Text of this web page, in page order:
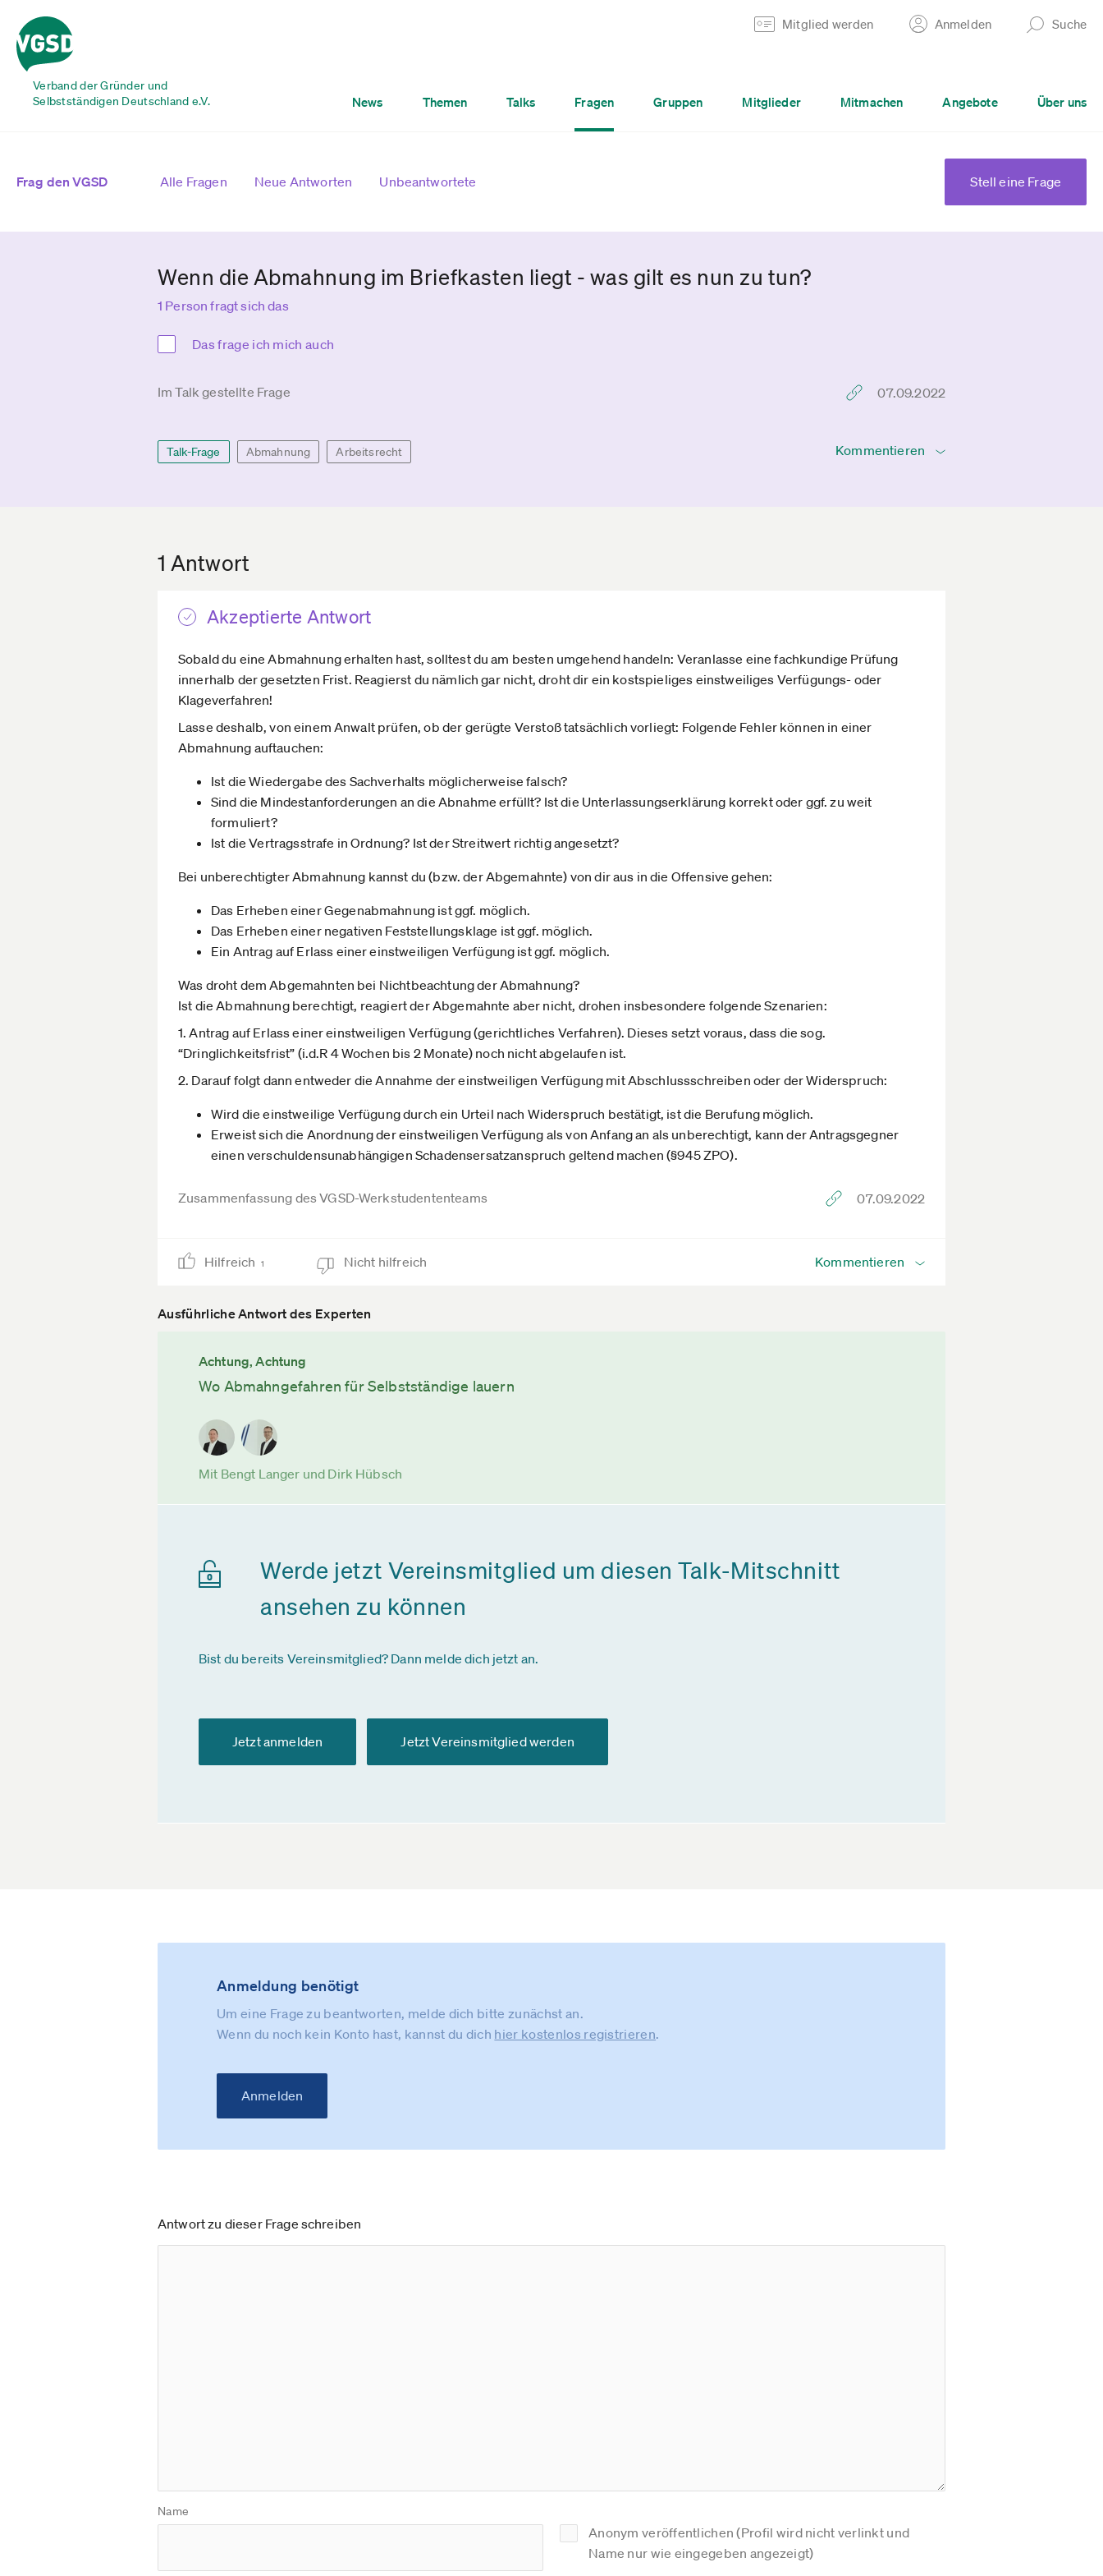
Verband der Gründer und
Selbstständigen Deutschland e.V.
Mitglied werden Anmelden Suche
News Themen Talks Fragen Gruppen Mitglieder Mitmachen Angebote Über uns
Frag den VGSD Alle Fragen Neue Antworten Unbeantwortete Stell eine Frage
Wenn die Abmahnung im Briefkasten liegt - was gilt es nun zu tun?
1 Person fragt sich das
Das frage ich mich auch
Im Talk gestellte Frage 07.09.2022
Talk-Frage Abmahnung Arbeitsrecht Kommentieren
1 Antwort
Akzeptierte Antwort
Sobald du eine Abmahnung erhalten hast, solltest du am besten umgehend handeln: Veranlasse eine fachkundige Prüfung
innerhalb der gesetzten Frist. Reagierst du nämlich gar nicht, droht dir ein kostspieliges einstweiliges Verfügungs- oder
Klageverfahren!
Lasse deshalb, von einem Anwalt prüfen, ob der gerügte Verstoß tatsächlich vorliegt: Folgende Fehler können in einer
Abmahnung auftauchen:
Ist die Wiedergabe des Sachverhalts möglicherweise falsch?
Sind die Mindestanforderungen an die Abnahme erfüllt? Ist die Unterlassungserklärung korrekt oder ggf. zu weit
formuliert?
Ist die Vertragsstrafe in Ordnung? Ist der Streitwert richtig angesetzt?
Bei unberechtigter Abmahnung kannst du (bzw. der Abgemahnte) von dir aus in die Offensive gehen:
Das Erheben einer Gegenabmahnung ist ggf. möglich.
Das Erheben einer negativen Feststellungsklage ist ggf. möglich.
Ein Antrag auf Erlass einer einstweiligen Verfügung ist ggf. möglich.
Was droht dem Abgemahnten bei Nichtbeachtung der Abmahnung?
Ist die Abmahnung berechtigt, reagiert der Abgemahnte aber nicht, drohen insbesondere folgende Szenarien:
1. Antrag auf Erlass einer einstweiligen Verfügung (gerichtliches Verfahren). Dieses setzt voraus, dass die sog.
“Dringlichkeitsfrist” (i.d.R 4 Wochen bis 2 Monate) noch nicht abgelaufen ist.
2. Darauf folgt dann entweder die Annahme der einstweiligen Verfügung mit Abschlussschreiben oder der Widerspruch:
Wird die einstweilige Verfügung durch ein Urteil nach Widerspruch bestätigt, ist die Berufung möglich.
Erweist sich die Anordnung der einstweiligen Verfügung als von Anfang an als unberechtigt, kann der Antragsgegner
einen verschuldensunabhängigen Schadensersatzanspruch geltend machen (§945 ZPO).
Zusammenfassung des VGSD-Werkstudententeams 07.09.2022
Hilfreich 1 Nicht hilfreich Kommentieren
Ausführliche Antwort des Experten
Achtung, Achtung
Wo Abmahngefahren für Selbstständige lauern
Mit Bengt Langer und Dirk Hübsch
Werde jetzt Vereinsmitglied um diesen Talk-Mitschnitt
ansehen zu können
Bist du bereits Vereinsmitglied? Dann melde dich jetzt an.
Jetzt anmelden Jetzt Vereinsmitglied werden
Anmeldung benötigt
Um eine Frage zu beantworten, melde dich bitte zunächst an.
Wenn du noch kein Konto hast, kannst du dich hier kostenlos registrieren.
Anmelden
Antwort zu dieser Frage schreiben
Name
Anonym veröffentlichen (Profil wird nicht verlinkt und
Name nur wie eingegeben angezeigt)